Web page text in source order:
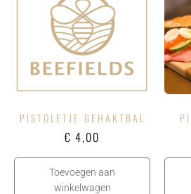
PISTOLETJE GEHAKTBAL
€ 4,00
Toevoegen aan
winkelwagen